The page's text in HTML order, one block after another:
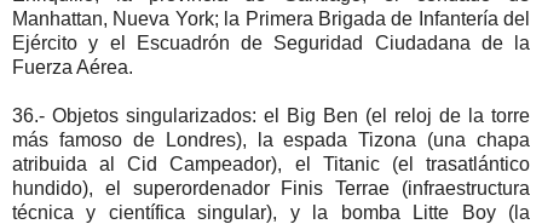
Manhattan, Nueva York; la Primera Brigada de Infantería del
Ejército y el Escuadrón de Seguridad Ciudadana de la
Fuerza Aérea.
36.- Objetos singularizados: el Big Ben (el reloj de la torre
más famoso de Londres), la espada Tizona (una chapa
atribuida al Cid Campeador), el Titanic (el trasatlántico
hundido), el superordenador Finis Terrae (infraestructura
técnica y científica singular), y la bomba Litte Boy (la